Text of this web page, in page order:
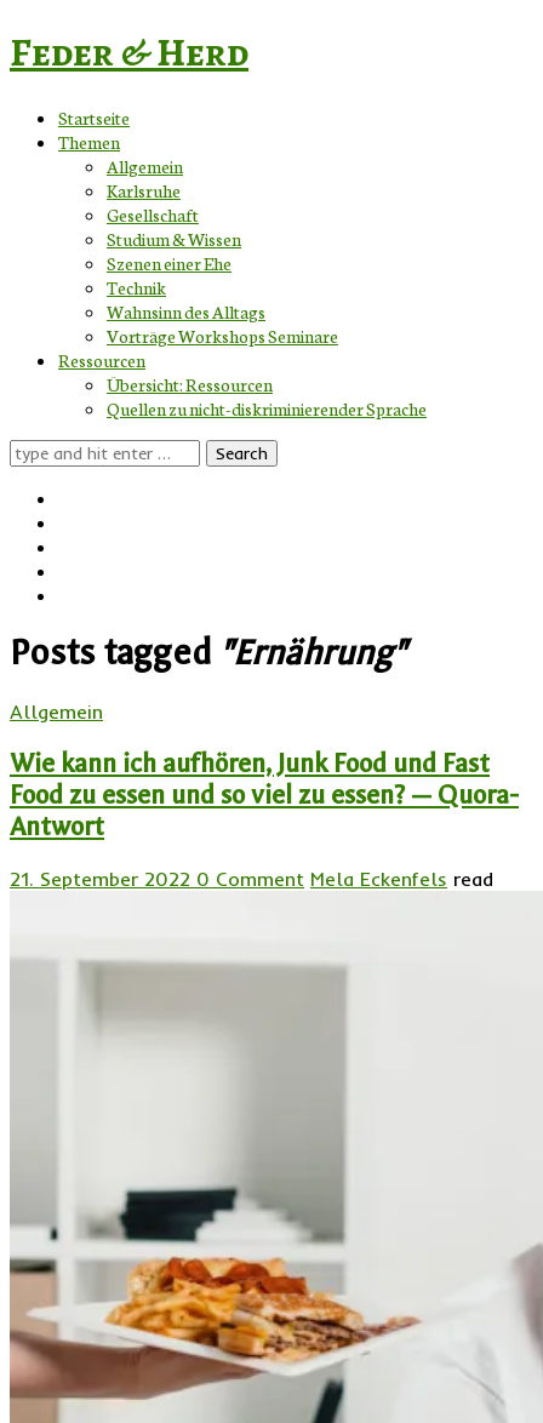
Feder & Herd
Startseite
Themen
Allgemein
Karlsruhe
Gesellschaft
Studium & Wissen
Szenen einer Ehe
Technik
Wahnsinn des Alltags
Vorträge Workshops Seminare
Ressourcen
Übersicht: Ressourcen
Quellen zu nicht-diskriminierender Sprache
Search
for:
Posts tagged "Ernährung"
Allgemein
Wie kann ich aufhören, Junk Food und Fast
Food zu essen und so viel zu essen? — Quora-
Antwort
21. September 2022 0 Comment Mela Eckenfels read